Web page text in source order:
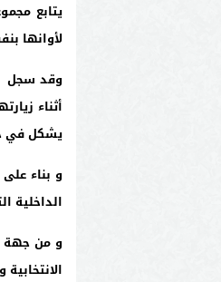
يتابع
لأوانها
وقد سجل
أثناء
يشكل في
و بناء
الداخلية
و من جهة